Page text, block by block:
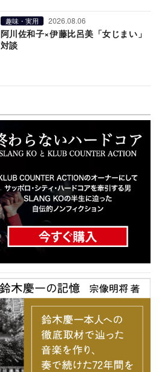
趣味・実用 2026.08.06
阿川佐和子×伊藤比呂美「女じまい」
対談